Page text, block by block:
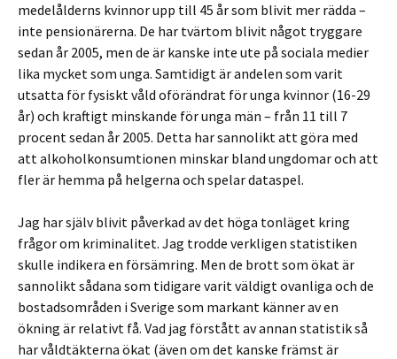
medelålderns kvinnor upp till 45 år som blivit mer rädda –
inte pensionärerna. De har tvärtom blivit något tryggare
sedan år 2005, men de är kanske inte ute på sociala medier
lika mycket som unga. Samtidigt är andelen som varit
utsatta för fysiskt våld oförändrat för unga kvinnor (16-29
år) och kraftigt minskande för unga män – från 11 till 7
procent sedan år 2005. Detta har sannolikt att göra med
att alkoholkonsumtionen minskar bland ungdomar och att
fler är hemma på helgerna och spelar dataspel.
Jag har själv blivit påverkad av det höga tonläget kring
frågor om kriminalitet. Jag trodde verkligen statistiken
skulle indikera en försämring. Men de brott som ökat är
sannolikt sådana som tidigare varit väldigt ovanliga och de
bostadsområden i Sverige som markant känner av en
ökning är relativt få. Vad jag förstått av annan statistik så
har våldtäkterna ökat (även om det kanske främst är